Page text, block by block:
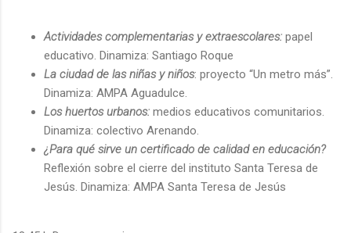
Actividades complementarias y extraescolares: papel
educativo. Dinamiza: Santiago Roque
La ciudad de las niñas y niños: proyecto “Un metro más”.
Dinamiza: AMPA Aguadulce.
Los huertos urbanos: medios educativos comunitarios.
Dinamiza: colectivo Arenando.
¿Para qué sirve un certificado de calidad en educación?
Reflexión sobre el cierre del instituto Santa Teresa de
Jesús. Dinamiza: AMPA Santa Teresa de Jesús